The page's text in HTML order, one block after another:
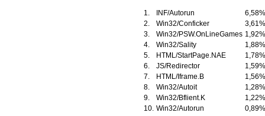
1. INF/Autorun
6,58%
2.
Win32/Conficker
3,61%
3.
Win32/PSW.OnLineGames 1,92%
4.
Win32/Sality
1,88%
5.
HTML/StartPage.NAE
1,78%
6.
JS/Redirector
1,59%
7.
HTML/Iframe.B
1,56%
8.
Win32/Autoit
1,28%
9.
Win32/Bflient.K
1,22%
10. Win32/Autorun 0,89%